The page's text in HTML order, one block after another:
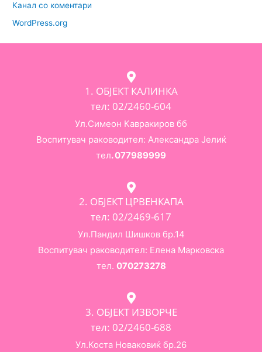
Канал со коментари
WordPress.org
1. ОБЈЕКТ КАЛИНКА
тел: 02/2460-604
Ул.Симеон Кавракиров бб
Воспитувач раководител: Александра Јелиќ
тел. 077989999
2. ОБЈЕКТ ЦРВЕНКАПА
тел: 02/2469-617
Ул.Пандил Шишков бр.14
Воспитувач раководител: Елена Марковска
тел. 070273278
3. ОБЈЕКТ ИЗВОРЧЕ
тел: 02/2460-688
Ул.Коста Новаковиќ бр.26